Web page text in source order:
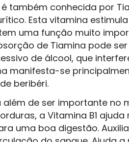
é também conhecida por
Esta vitamina
uma função muito
de Tiamina pode
de álcool, que
manifesta-se
beribéri.
além de ser importante no
a Vitamina B1
uma boa digestão.